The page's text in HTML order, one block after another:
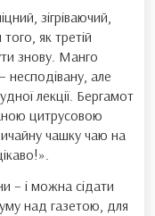
зігріваючий,
як третій
знову. Манго
несподівану, але
лекції. Бергамот
цитрусовою
чашку чаю на
– і можна сідати
над газетою, для